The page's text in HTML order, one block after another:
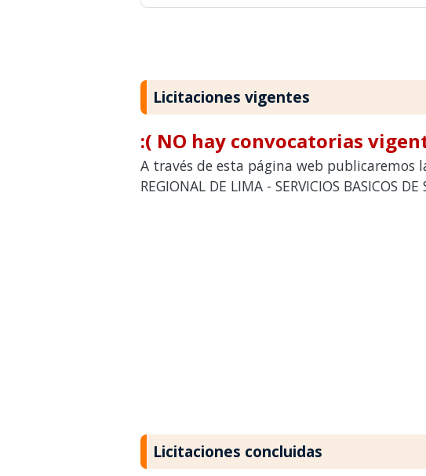
Licitaciones vigentes
:( NO hay convocatorias
A través de esta página web publicaremos
REGIONAL DE LIMA - SERVICIOS BASICOS
Licitaciones concluidas